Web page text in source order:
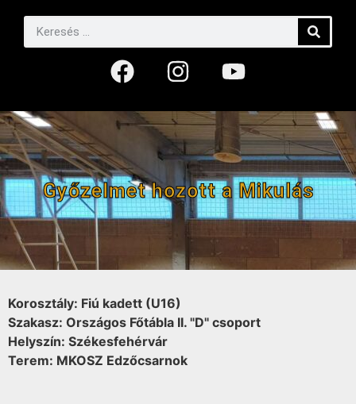
Győzelmet hozott a Mikulás
Korosztály: Fiú kadett (U16)
Szakasz: Országos Főtábla II. "D" csoport
Helyszín: Székesfehérvár
Terem: MKOSZ Edzőcsarnok